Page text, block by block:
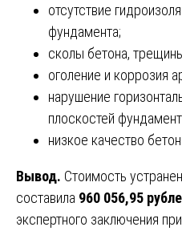
отсутствие
фундамента;
сколы бетона,
оголение и коррозия
нарушение
плоскостей
низкое качество
Вывод. Стоимость
составила 960 056,95
экспертного заключения